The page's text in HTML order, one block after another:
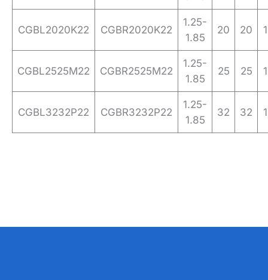
CGBL2020K22 CGBR2020K22
1.25-
1.85
20 20
CGBL2525M22 CGBR2525M22
1.25-
1.85
25 25
CGBL3232P22 CGBR3232P22
1.25-
1.85
32 32